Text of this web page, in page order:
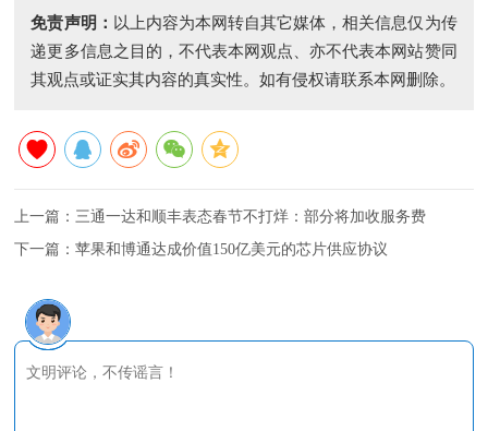
免责声明： 以上内容为本网转自其它媒体，相关信息仅为传
递更多信息之目的，不代表本网观点、亦不代表本网站赞同
其观点或证实其内容的真实性。如有侵权请联系本网删除。
上一篇：三通一达和顺丰表态春节不打烊：部分将加收服务费
下一篇：苹果和博通达成价值150亿美元的芯片供应协议